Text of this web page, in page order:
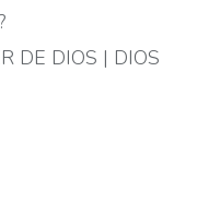
DE DIOS | DIOS